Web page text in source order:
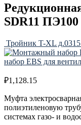
SDR11
Тройник T-XL
набор EBS для
₽1,128.15
Муфта
полиэтиленовую
системах газо- и